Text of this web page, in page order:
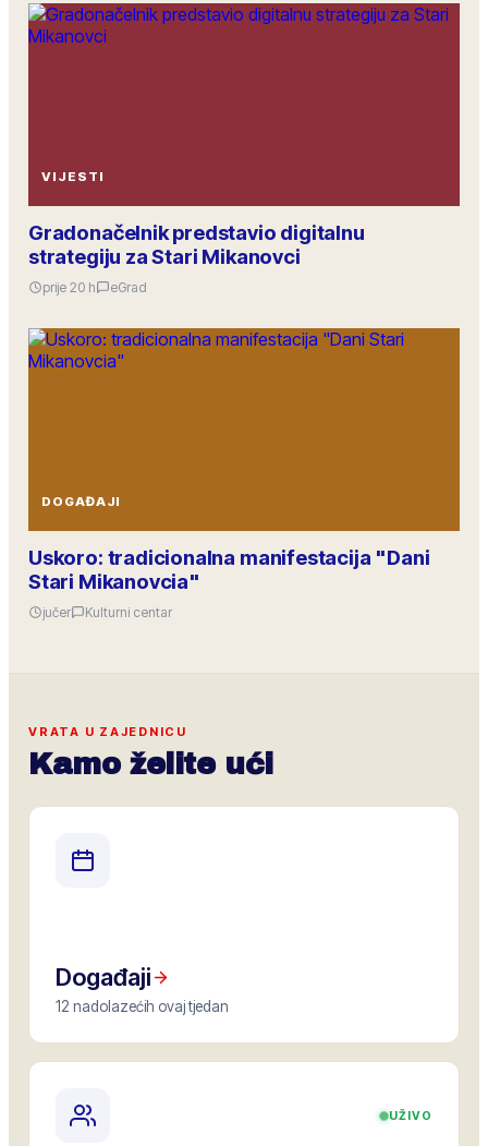
VIJESTI
Gradonačelnik predstavio digitalnu
strategiju za Stari Mikanovci
prije 20 h eGrad
DOGAĐAJI
Uskoro: tradicionalna manifestacija "Dani
Stari Mikanovcia"
jučer Kulturni centar
VRATA U ZAJEDNICU
Kamo želite ući
Događaji
12 nadolazećih ovaj tjedan
UŽIVO